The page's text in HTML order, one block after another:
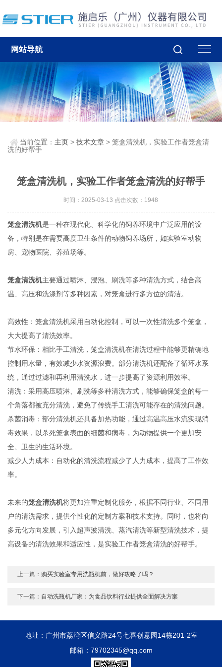
网站导航
当前位置： 主页 >技术文章 > 笼盒清洗机，实验工作者笼盒清
洗的好帮手
笼盒清洗机，实验工作者笼盒清洗的好帮手
时间：2025-03-13 点击次数：1948
笼盒清洗机是一种在现代化、科学化的饲养环境中广泛应用的设
备，特别是在需要高度卫生条件的动物饲养场所，如实验室动物
房、宠物医院、养殖场等。
笼盒清洗机主要通过喷淋、浸泡、刷洗等多种清洗方式，结合高
温、高压和洗涤剂等多种因素，对笼盒进行多方位的清洁。
高效性：笼盒清洗机采用自动化控制，可以一次性清洗多个笼盒，
大大提高了清洗效率。
节水环保：相比手工清洗，笼盒清洗机在清洗过程中能够更精确地
控制用水量，有效减少水资源浪费。部分清洗机还配备了循环水系
统，通过过滤和再利用清洗水，进一步提高了资源利用效率。
清洗：采用高压喷淋、刷洗等多种清洗方式，能够确保笼盒的每一
个角落都被充分清洗，避免了传统手工清洗可能存在的清洗问题。
杀菌消毒：部分清洗机还具备加热功能，通过高温高压水流实现消
毒效果，以杀死笼盒表面的细菌和病毒，为动物提供一个更加安
全、卫生的生活环境。
减少人力成本：自动化的清洗流程减少了人力成本，提高了工作效
率。
未来的笼盒清洗机将更加注重定制化服务，根据不同行业、不同用
户的清洗需求，提供个性化的定制方案和技术支持。同时，也将向
多元化方向发展，引入超声波清洗、蒸汽清洗等新型清洗技术，提
高设备的清洗效果和适应性，是实验工作者笼盒清洗的好帮手。
上一篇： 购买实验室专用洗瓶机前，做好攻略了吗？
下一篇： 自动洗瓶机厂家：为食品饮料行业提供全面解决方案
地址：广州市荔湾区信义路24号七喜创意园14栋201-2室
邮箱：79702345@qq.com